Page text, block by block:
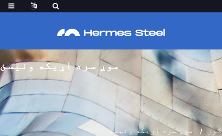
موږ سره اړیکه ونیسئ
کور موږ سره اړیکه ونیسئ